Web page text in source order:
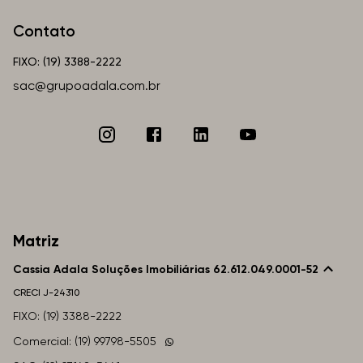
Contato
FIXO: (19) 3388-2222
sac@grupoadala.com.br
Matriz
Cassia Adala Soluções Imobiliárias 62.612.049.0001-52
CRECI J-24310
FIXO: (19) 3388-2222
Comercial: (19) 99798-5505